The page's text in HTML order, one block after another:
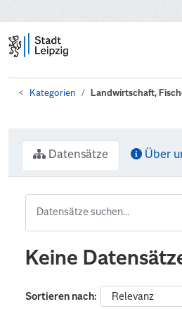
Kategorien Landwirtschaft,
Datensätze Über
Keine
Sortieren nach